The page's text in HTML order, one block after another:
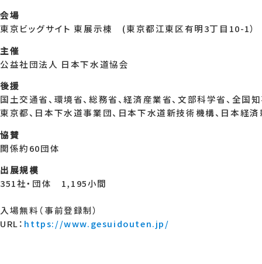
会場
東京ビッグサイト 東展示棟 (東京都江東区有明3丁目10-1）
主催
公益社団法人 日本下水道協会
後援
国土交通省、環境省、総務省、経済産業省、文部科学省、全国
東京都、日本下水道事業団、日本下水道新技術機構、日本経
協賛
関係約60団体
出展規模
351社・団体 1,195小間
入場無料（事前登録制）
URL： https://www.gesuidouten.jp/